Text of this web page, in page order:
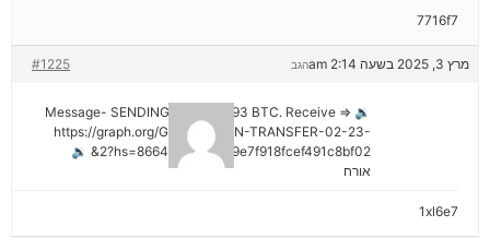
7716f7
מרץ 3, 2025 בשעה 2:14 am #1225 הגב
🔉 Message- SENDING 0.75361393 BTC. Receive =>
https://graph.org/GET-BITCOIN-TRANSFER-02-23-
2?hs=8664c520642b9e7f918fcef491c8bf02& 🔉
אורח
1xl6e7